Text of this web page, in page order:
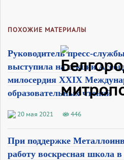
ПОХОЖИЕ МАТЕРИАЛЫ
Руководитель пресс-
выступила на секции
милосердия XXIX
образовательных чтений
20 мая 2021 446
При поддержке
работу воскресная школа